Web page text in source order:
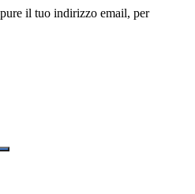
il tuo indirizzo email, per